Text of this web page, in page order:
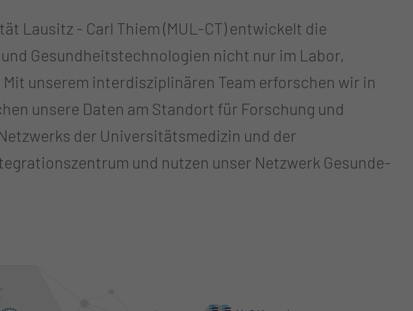
Lausitz - Carl Thiem (MUL-CT) entwickelt die
Gesundheitstechnologien nicht nur im Labor,
unserem interdisziplinären Team erforschen wir in
unsere Daten am Standort für Forschung und
der Universitätsmedizin und der
und nutzen unser Netzwerk Gesunde-